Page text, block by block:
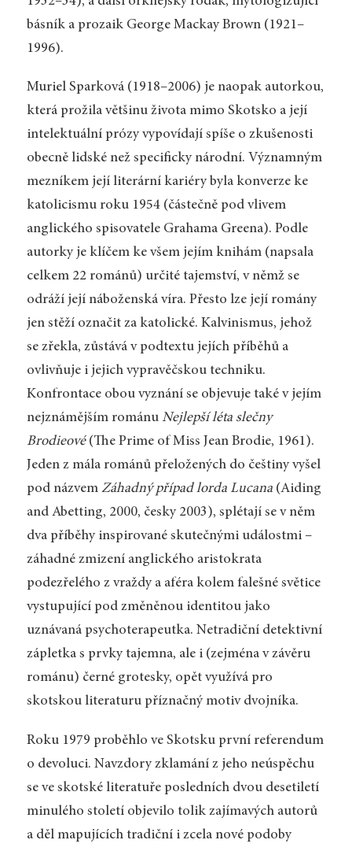
básník a prozaik George Mackay Brown (1921–
1996).
Muriel Sparková (1918–2006) je naopak autorkou,
která prožila většinu života mimo Skotsko a její
intelektuální prózy vypovídají spíše o zkušenosti
obecně lidské než specificky národní. Významným
mezníkem její literární kariéry byla konverze ke
katolicismu roku 1954 (částečně pod vlivem
anglického spisovatele Grahama Greena). Podle
autorky je klíčem ke všem jejím knihám (napsala
celkem 22 románů) určité tajemství, v němž se
odráží její náboženská víra. Přesto lze její romány
jen stěží označit za katolické. Kalvinismus, jehož
se zřekla, zůstává v podtextu jejích příběhů a
ovlivňuje i jejich vypravěčskou techniku.
Konfrontace obou vyznání se objevuje také v jejím
nejznámějším románu Nejlepší léta slečny
Brodieové(The Prime of Miss Jean Brodie, 1961).
Jeden z mála románů přeložených do češtiny vyšel
pod názvem Záhadný případ lorda Lucana(Aiding
and Abetting, 2000, česky 2003), splétají se v něm
dva příběhy inspirované skutečnými událostmi –
záhadné zmizení anglického aristokrata
podezřelého z vraždy a aféra kolem falešné světice
vystupující pod změněnou identitou jako
uznávaná psychoterapeutka. Netradiční detektivní
zápletka s prvky tajemna, ale i (zejména v závěru
románu) černé grotesky, opět využívá pro
skotskou literaturu příznačný motiv dvojníka.
Roku 1979 proběhlo ve Skotsku první referendum
o devoluci. Navzdory zklamání z jeho neúspěchu
se ve skotské literatuře posledních dvou desetiletí
minulého století objevilo tolik zajímavých autorů
a děl mapujících tradiční i zcela nové podoby